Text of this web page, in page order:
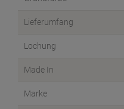
Lieferumfang
Lochung
Made In
Marke